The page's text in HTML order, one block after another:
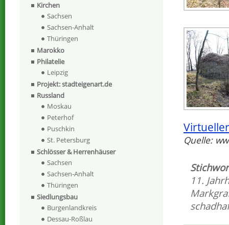
Quelle:
11.
Kirchen
Sachsen
Sachsen-Anhalt
Thüringen
Marokko
Philatelie
Leipzig
Projekt: stadteigenart.de
Russland
Moskau
Peterhof
Puschkin
St. Petersburg
Schlösser & Herrenhäuser
Sachsen
Sachsen-Anhalt
Thüringen
Siedlungsbau
Burgenlandkreis
Dessau-Roßlau